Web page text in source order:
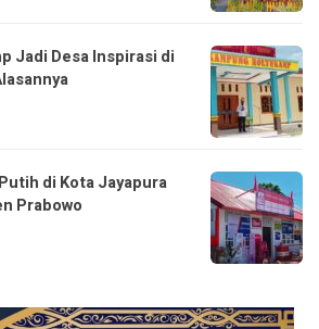
Jadi Desa Inspirasi di
di Kota Jayapura
Prabowo